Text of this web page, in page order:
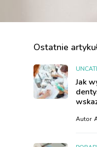
Ostatnie
Jak
Autor